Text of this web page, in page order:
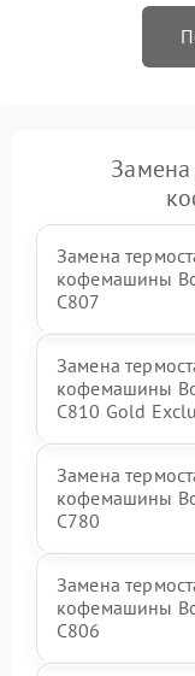
Замена
Замена
кофемашины
C807
Замена
кофемашины
C810 Gold
Замена
кофемашины
C780
Замена
кофемашины
C806